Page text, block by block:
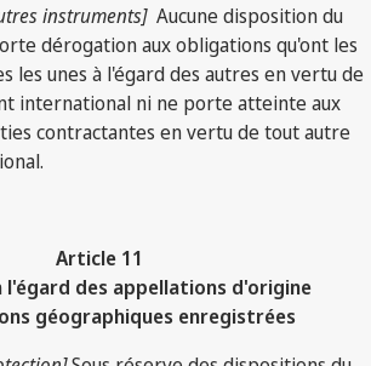
instruments]Aucune disposition du
dérogation aux obligations qu'ont les
les unes à l'égard des autres en vertu de
international ni ne porte atteinte aux
contractantes en vertu de tout autre
Article 11
des appellations d'origine
géographiques enregistrées